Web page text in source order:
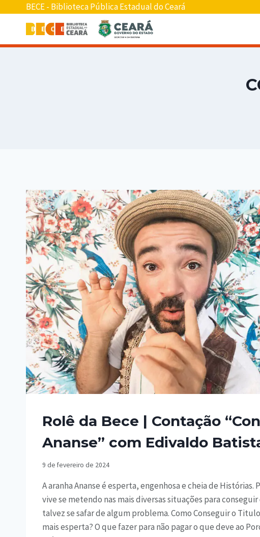
BECE - Biblioteca Pública Estadual do Ceará
Rolê da Bece | Contação
Ananse” com Edivaldo
9 de fevereiro de 2024
A aranha Ananse é esperta, engenhosa e cheia de Histórias.
vive se metendo nas mais diversas situações para
talvez se safar de algum problema. Como Conseguir o
mais esperta? O que fazer para não pagar o que deve ao